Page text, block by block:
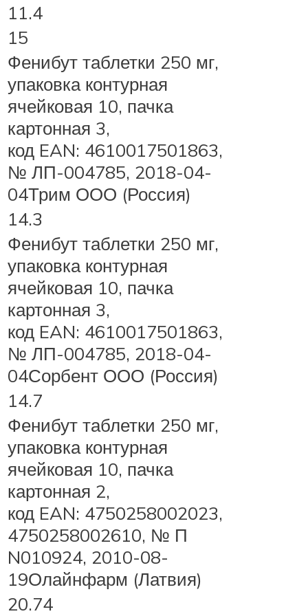
11.4
15
Фенибут таблетки 250 мг,
упаковка контурная
ячейковая 10, пачка
картонная 3,
код EAN: 4610017501863,
№ ЛП-004785, 2018-04-
04Трим ООО (Россия)
14.3
Фенибут таблетки 250 мг,
упаковка контурная
ячейковая 10, пачка
картонная 3,
код EAN: 4610017501863,
№ ЛП-004785, 2018-04-
04Сорбент ООО (Россия)
14.7
Фенибут таблетки 250 мг,
упаковка контурная
ячейковая 10, пачка
картонная 2,
код EAN: 4750258002023,
4750258002610, № П
N010924, 2010-08-
19Олайнфарм (Латвия)
20.74